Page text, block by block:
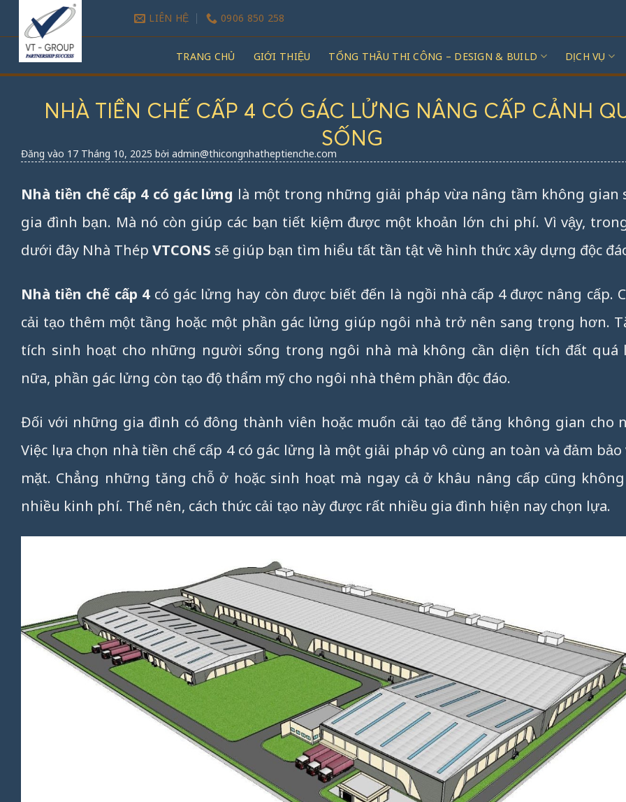
dung
LIÊN HỆ 0906 850 258
TRANG CHỦ GIỚI THIỆU TỔNG THẦU THI CÔNG – DESIGN & BUILD DỊCH VỤ
NHÀ TIỀN CHẾ CẤP 4 CÓ GÁC LỬNG NÂNG CẤP CẢNH
SỐNG
Đăng vào 17 Tháng 10, 2025 bởi admin@thicongnhatheptienche.com
Nhà tiền chế cấp 4 có gác lửng là một trong những giải pháp vừa nâng tầm không gian
gia đình bạn. Mà nó còn giúp các bạn tiết kiệm được một khoản lớn chi phí. Vì vậy,
dưới đây Nhà Thép VTCONS sẽ giúp bạn tìm hiểu tất tần tật về hình thức xây dựng độc
Nhà tiền chế cấp 4có gác lửng hay còn được biết đến là ngồi nhà cấp 4 được nâng cấp.
cải tạo thêm một tầng hoặc một phần gác lửng giúp ngôi nhà trở nên sang trọng hơn.
tích sinh hoạt cho những người sống trong ngôi nhà mà không cần diện tích đất quá
nữa, phần gác lửng còn tạo độ thẩm mỹ cho ngôi nhà thêm phần độc đáo.
Đối với những gia đình có đông thành viên hoặc muốn cải tạo để tăng không gian cho
Việc lựa chọn nhà tiền chế cấp 4 có gác lửng là một giải pháp vô cùng an toàn và đảm bảo
mặt. Chẳng những tăng chỗ ở hoặc sinh hoạt mà ngay cả ở khâu nâng cấp cũng
nhiều kinh phí. Thế nên, cách thức cải tạo này được rất nhiều gia đình hiện nay chọn lựa.